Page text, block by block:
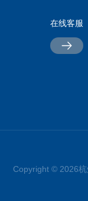
在线客服
Copyright © 2026